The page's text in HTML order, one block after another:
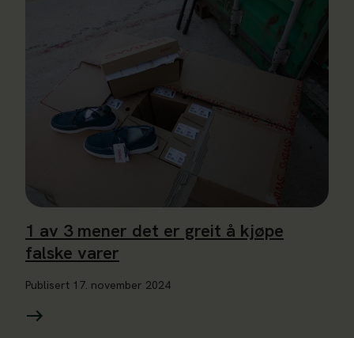
1 av 3 mener det er greit å kjøpe
falske varer
Publisert 17. november 2024